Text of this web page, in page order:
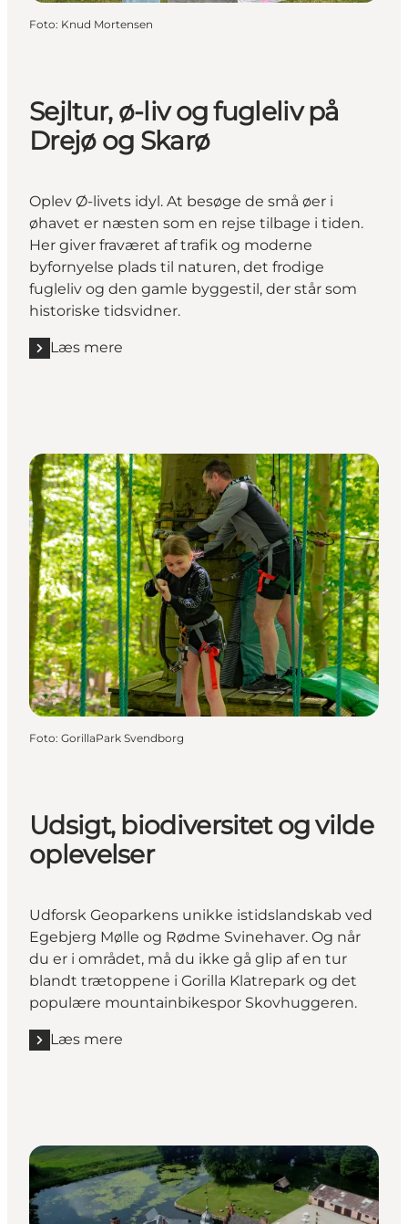
Foto: Knud Mortensen
Sejltur, ø-liv og fugleliv på
Drejø og Skarø
Oplev Ø-livets idyl. At besøge de små øer i
øhavet er næsten som en rejse tilbage i tiden.
Her giver fraværet af trafik og moderne
byfornyelse plads til naturen, det frodige
fugleliv og den gamle byggestil, der står som
historiske tidsvidner.
Læs mere
Foto: GorillaPark Svendborg
Udsigt, biodiversitet og vilde
oplevelser
Udforsk Geoparkens unikke istidslandskab ved
Egebjerg Mølle og Rødme Svinehaver. Og når
du er i området, må du ikke gå glip af en tur
blandt trætoppene i Gorilla Klatrepark og det
populære mountainbikespor Skovhuggeren.
Læs mere